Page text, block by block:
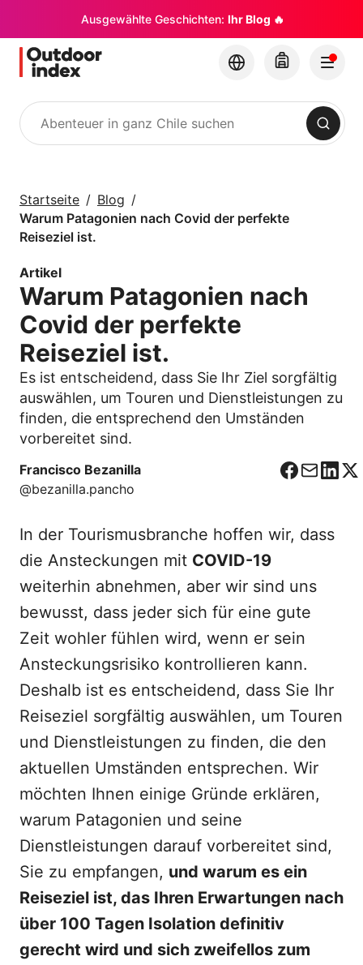
Ausgewählte Geschichten: Ihr Blog 🔥
Suchen
Startseite
Blog
Warum Patagonien nach Covid der perfekte
Reiseziel ist.
Artikel
Warum Patagonien nach
Covid der perfekte
Reiseziel ist.
Es ist entscheidend, dass Sie Ihr Ziel sorgfältig
auswählen, um Touren und Dienstleistungen zu
finden, die entsprechend den Umständen
vorbereitet sind.
Francisco Bezanilla
@bezanilla.pancho
F
e
o
k
C
r
L
k
X
In der Tourismusbranche hoffen wir, dass
die Ansteckungen mit COVID-19
weiterhin abnehmen, aber wir sind uns
bewusst, dass jeder sich für eine gute
Zeit wohler fühlen wird, wenn er sein
Ansteckungsrisiko kontrollieren kann.
Deshalb ist es entscheidend, dass Sie Ihr
Reiseziel sorgfältig auswählen, um Touren
und Dienstleistungen zu finden, die den
aktuellen Umständen entsprechen. Wir
möchten Ihnen einige Gründe erklären,
warum Patagonien und seine
Dienstleistungen darauf vorbereitet sind,
Sie zu empfangen, und warum es ein
Reiseziel ist, das Ihren Erwartungen nach
über 100 Tagen Isolation definitiv
gerecht wird und sich zweifellos zum
Erkunden Sie Chile
und seine Ecken mit
Outdoor Index